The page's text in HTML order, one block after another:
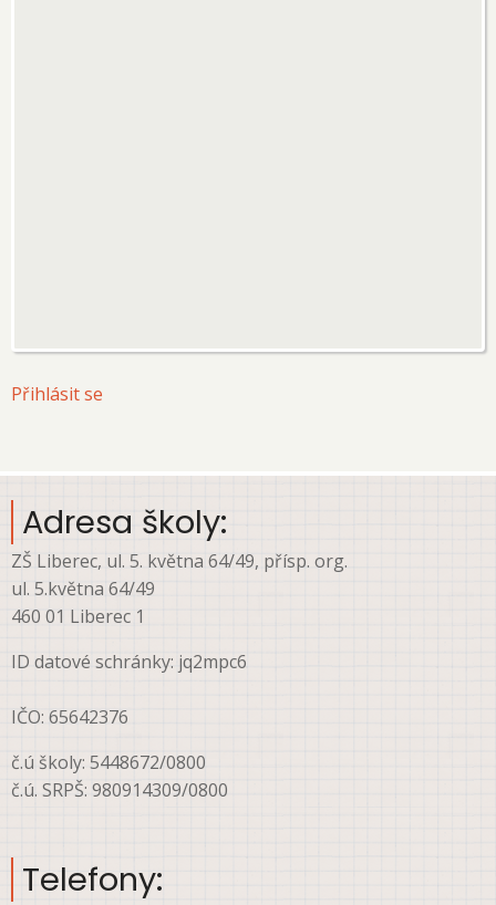
User
menu
Přihlásit se
Adresa školy:
ZŠ Liberec, ul. 5. května 64/49, přísp. org.
ul. 5.května 64/49
460 01 Liberec 1
ID datové schránky: jq2mpc6
IČO: 65642376
č.ú školy: 5448672/0800
č.ú. SRPŠ: 980914309/0800
Telefony: